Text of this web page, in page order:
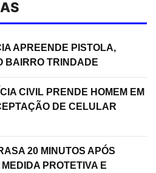
APREENDE PISTOLA,
BAIRRO TRINDADE
CIVIL PRENDE HOMEM EM
DE CELULAR
20 MINUTOS APÓS
PROTETIVA E